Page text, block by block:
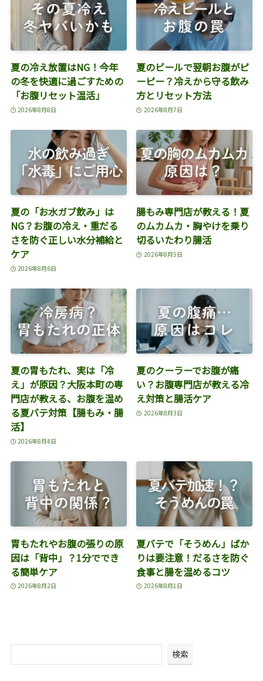
夏の冷え放置はNG！今年
の冬を快適に過ごすための
「お腹リセット温活」
2026年8月8日
夏のビールで翌朝お腹がピ
ーピー？冷えから守る飲み
方とリセット方法
2026年8月7日
夏の「お水ガブ飲み」は
NG？お腹の冷え・重だる
さを防ぐ正しい水分補給と
ケア
2026年8月6日
腸もみ専門店が教える！夏
のムカムカ・胸やけを乗り
切るいたわり腸活
2026年8月5日
夏の胃もたれ、実は「冷
え」が原因？大阪本町の専
門店が教える、お腹を温め
る夏バテ対策【腸もみ・腸
活】
2026年8月4日
夏のクーラーでお腹が痛
い？お腹専門店が教える冷
え対策と腸活ケア
2026年8月3日
胃もたれやお腹の張りの原
因は「背中」？1分ででき
る簡単ケア
2026年8月2日
夏バテで「そうめん」ばか
りは要注意！だるさを防ぐ
食事と腸を温めるコツ
2026年8月1日
検索